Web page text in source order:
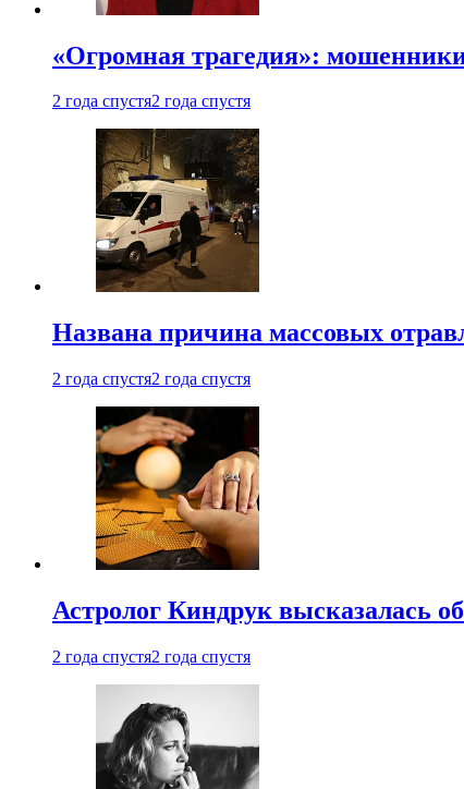
«Огромная трагедия»:
2 года спустя2 года спустя
Названа причина массовых
2 года спустя2 года спустя
Астролог Киндрук высказалась
2 года спустя2 года спустя